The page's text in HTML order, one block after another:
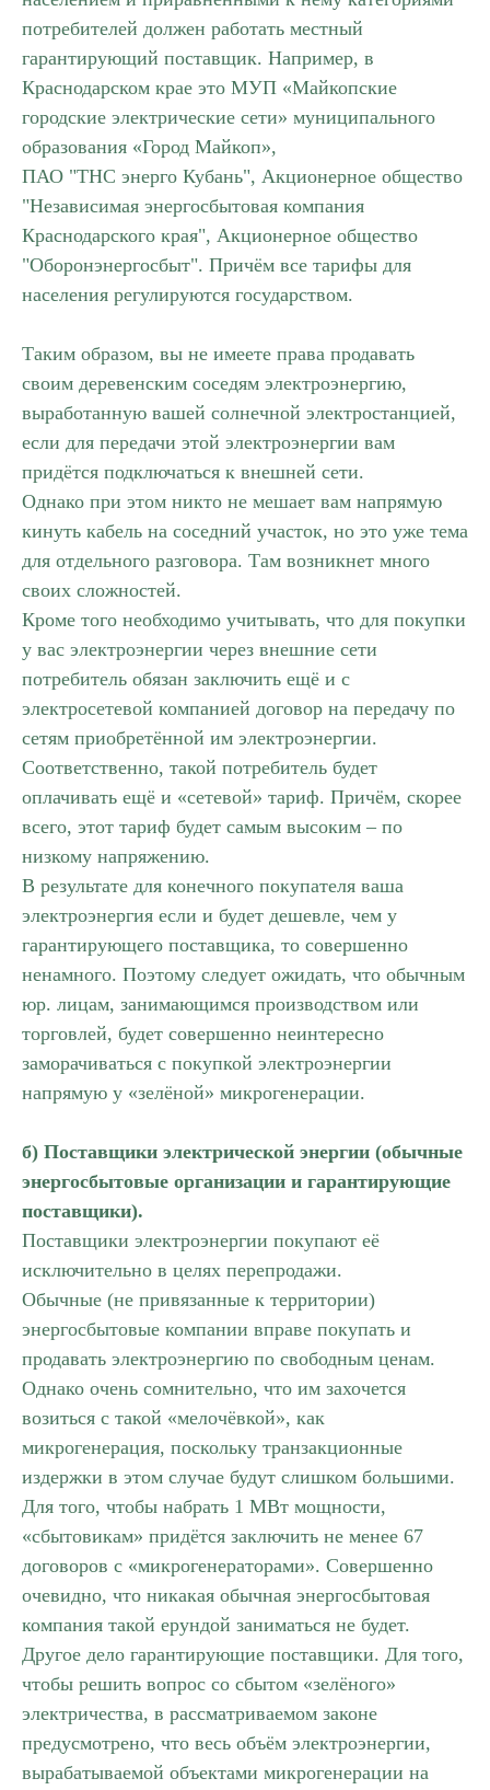
потребителей должен работать местный
гарантирующий поставщик. Например, в
Краснодарском крае это МУП «Майкопские
городские электрические сети» муниципального
образования «Город Майкоп»,
ПАО "ТНС энерго Кубань", Акционерное общество
"Независимая энергосбытовая компания
Краснодарского края", Акционерное общество
"Оборонэнергосбыт". Причём все тарифы для
населения регулируются государством.
Таким образом, вы не имеете права продавать
своим деревенским соседям электроэнергию,
выработанную вашей солнечной электростанцией,
если для передачи этой электроэнергии вам
придётся подключаться к внешней сети.
Однако при этом никто не мешает вам напрямую
кинуть кабель на соседний участок, но это уже тема
для отдельного разговора. Там возникнет много
своих сложностей.
Кроме того необходимо учитывать, что для покупки
у вас электроэнергии через внешние сети
потребитель обязан заключить ещё и с
электросетевой компанией договор на передачу по
сетям приобретённой им электроэнергии.
Соответственно, такой потребитель будет
оплачивать ещё и «сетевой» тариф. Причём, скорее
всего, этот тариф будет самым высоким – по
низкому напряжению.
В результате для конечного покупателя ваша
электроэнергия если и будет дешевле, чем у
гарантирующего поставщика, то совершенно
ненамного. Поэтому следует ожидать, что обычным
юр. лицам, занимающимся производством или
торговлей, будет совершенно неинтересно
заморачиваться с покупкой электроэнергии
напрямую у «зелёной» микрогенерации.
б) Поставщики электрической энергии (обычные
энергосбытовые организации и гарантирующие
поставщики).
Поставщики электроэнергии покупают её
исключительно в целях перепродажи.
Обычные (не привязанные к территории)
энергосбытовые компании вправе покупать и
продавать электроэнергию по свободным ценам.
Однако очень сомнительно, что им захочется
возиться с такой «мелочёвкой», как
микрогенерация, поскольку транзакционные
издержки в этом случае будут слишком большими.
Для того, чтобы набрать 1 МВт мощности,
«сбытовикам» придётся заключить не менее 67
договоров с «микрогенераторами». Совершенно
очевидно, что никакая обычная энергосбытовая
компания такой ерундой заниматься не будет.
Другое дело гарантирующие поставщики. Для того,
чтобы решить вопрос со сбытом «зелёного»
электричества, в рассматриваемом законе
предусмотрено, что весь объём электроэнергии,
вырабатываемой объектами микрогенерации на